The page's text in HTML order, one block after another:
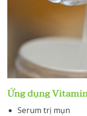
Ứng dụng
Serum trị mụn